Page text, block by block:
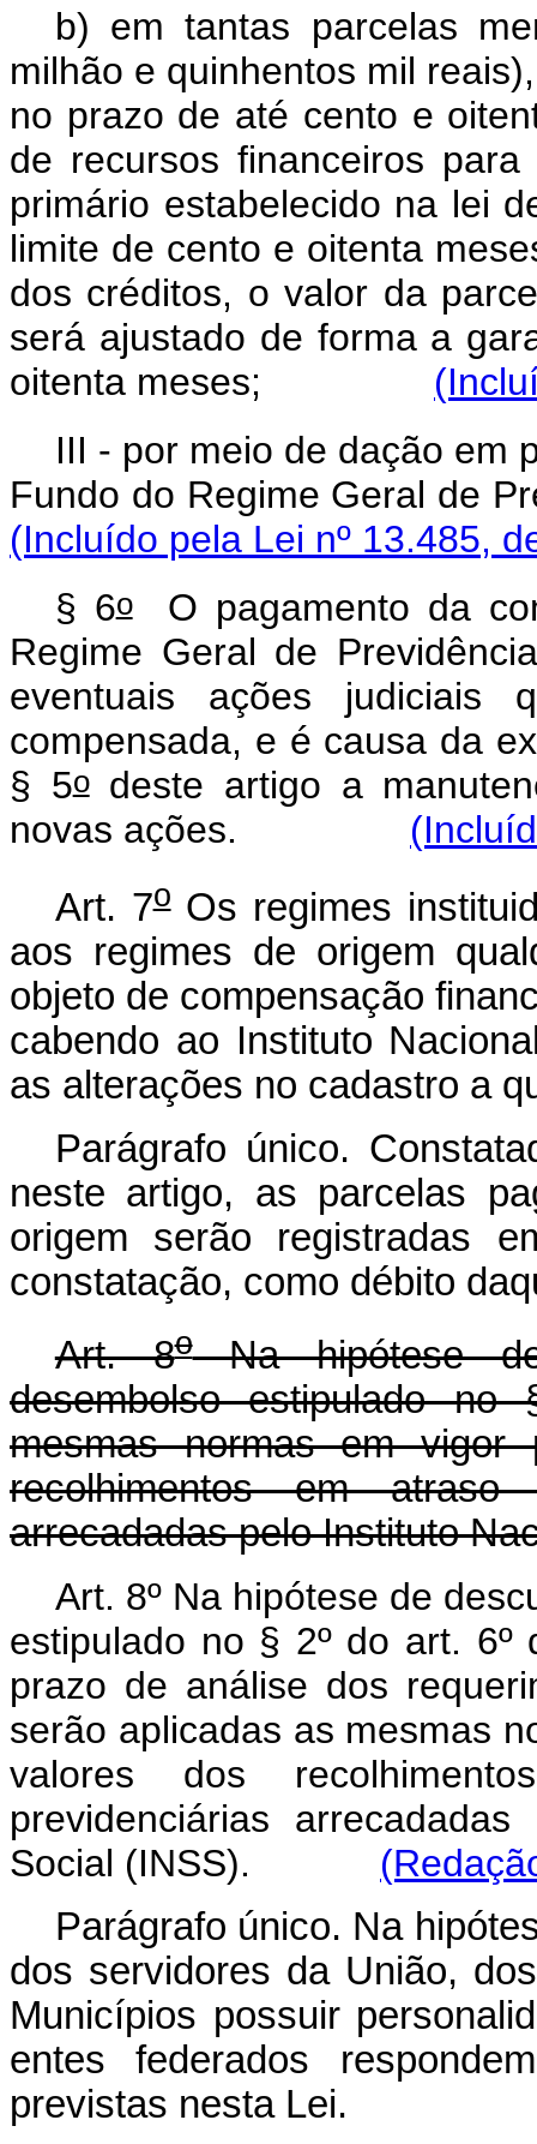
b) em tantas parcelas
milhão e quinhentos mil
no prazo de até cento e
de recursos financeiros
primário estabelecido na lei
limite de cento e oitenta
dos créditos, o valor da
será ajustado de forma a
oitenta meses;
III - por meio de dação em
Fundo do Regime Geral
(Incluído pela Lei nº 13.485,
§ 6oO pagamento da
Regime Geral de
eventuais ações
compensada, e é causa da
§ 5odeste artigo a
novas ações.
Art. 7oOs regimes
aos regimes de origem
objeto de compensação
cabendo ao Instituto
as alterações no cadastro a
Parágrafo único.
neste artigo, as parcelas
origem serão registradas
constatação, como débito
Art. 8oNa hipótese de
desembolso estipulado
mesmas normas em vigor
recolhimentos em atraso
arrecadadas pelo Instituto
Art. 8º Na hipótese de
estipulado no § 2º do art.
prazo de análise dos
serão aplicadas as mesmas
valores dos
previdenciárias
Social (INSS).
Parágrafo único. Na
dos servidores da União,
Municípios possuir
entes federados
previstas nesta Lei.